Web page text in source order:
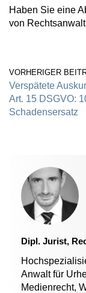
Haben Sie eine
von
VORHERIGER
Verspätete
Art. 15 DSGVO:
Schadensersatz
Dipl. Jurist,
Anwalt für
Medienrecht,